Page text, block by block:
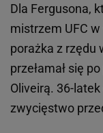
Dla Fergusona,
mistrzem UFC
porażka z rzędu
przełamał się
Oliveirą. 36-
zwycięstwo